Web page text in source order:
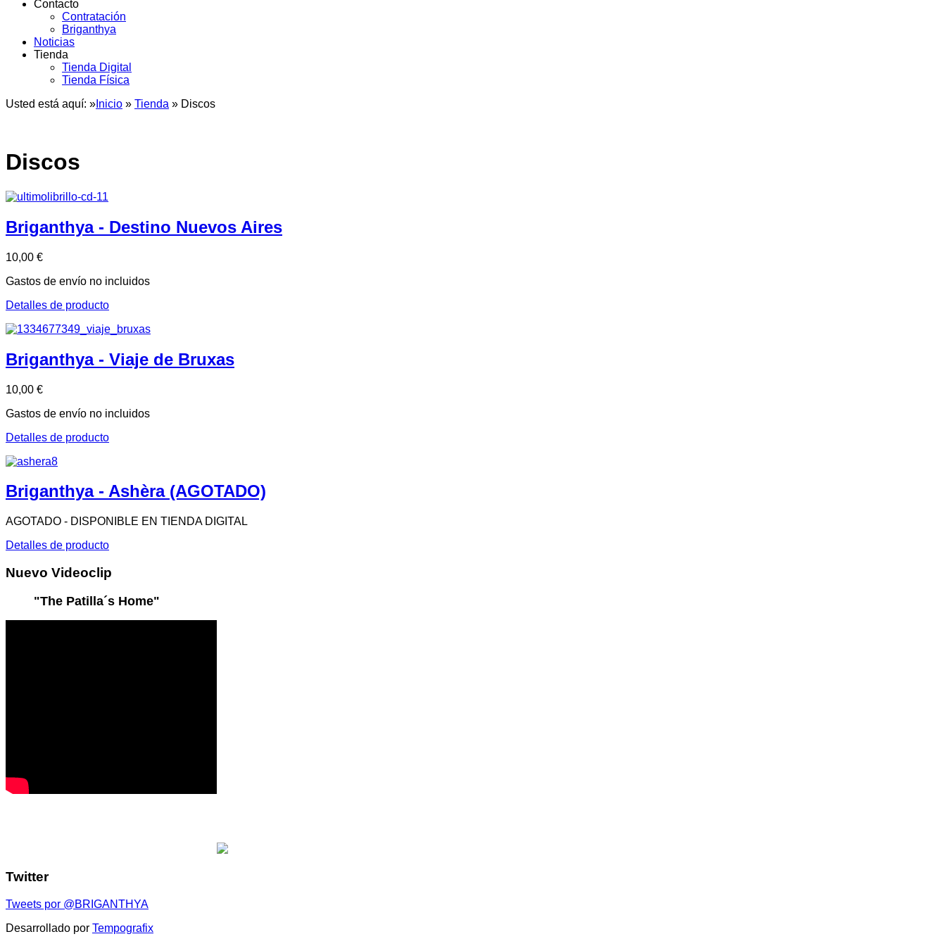
Contacto
Contratación
Briganthya
Noticias
Tienda
Tienda Digital
Tienda Física
Usted está aquí: » Inicio » Tienda » Discos
Discos
Briganthya - Destino Nuevos Aires
10,00 €
Gastos de envío no incluidos
Detalles de producto
Briganthya - Viaje de Bruxas
10,00 €
Gastos de envío no incluidos
Detalles de producto
Briganthya - Ashèra (AGOTADO)
AGOTADO - DISPONIBLE EN TIENDA DIGITAL
Detalles de producto
Nuevo Videoclip
"The Patilla´s Home"
Twitter
Tweets por @BRIGANTHYA
Desarrollado por Tempografix